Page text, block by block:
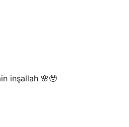
inşallah 🌸🥹